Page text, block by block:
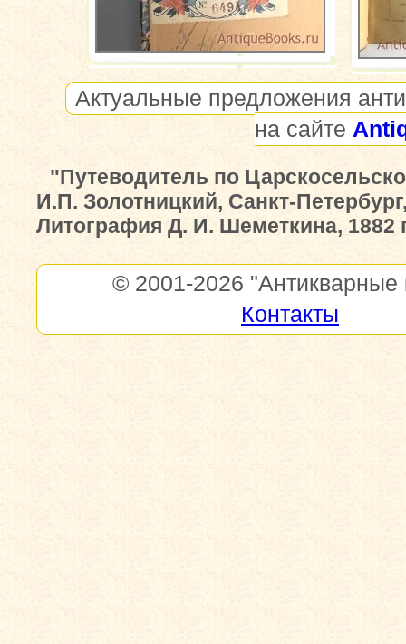
Актуальные предложения
на сайте
"Путеводитель по
И.П. Золотницкий, Санкт-
Литография Д. И. Шеметкина, 1882
© 2001-2026 "Антикварные
Контакты